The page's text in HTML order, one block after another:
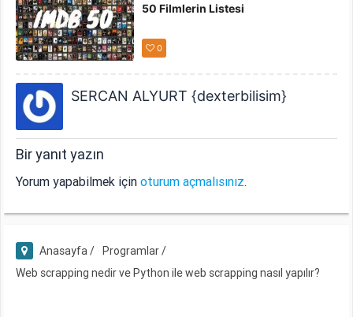
50 Filmlerin Listesi
0
SERCAN ALYURT {dexterbilisim}
Bir yanıt yazın
Yorum yapabilmek içinoturum açmalısınız.
Anasayfa / Programlar /
Web scrapping nedir ve Python ile web scrapping nasıl yapılır?